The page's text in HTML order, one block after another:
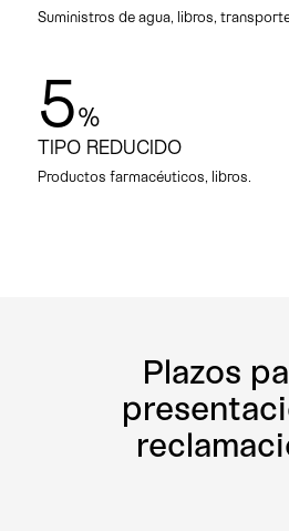
Suministros de agua, libros,
5%
TIPO REDUCIDO
Productos farmacéuticos, libros.
Plazos